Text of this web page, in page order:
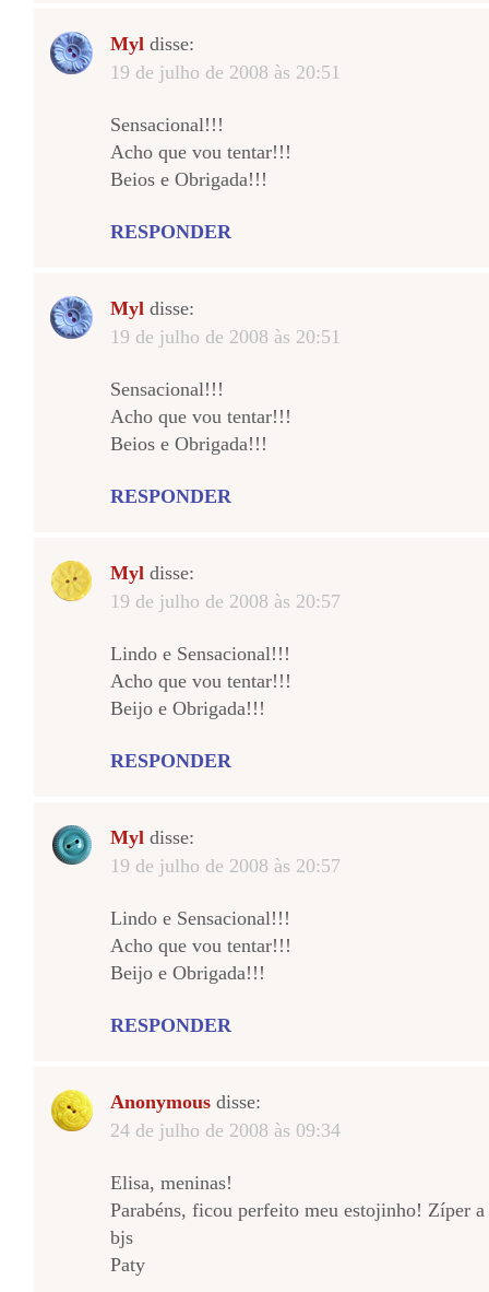
Myl disse:
19 de julho de 2008 às 20:51
Sensacional!!!
Acho que vou tentar!!!
Beios e Obrigada!!!
RESPONDER
Myl disse:
19 de julho de 2008 às 20:51
Sensacional!!!
Acho que vou tentar!!!
Beios e Obrigada!!!
RESPONDER
Myl disse:
19 de julho de 2008 às 20:57
Lindo e Sensacional!!!
Acho que vou tentar!!!
Beijo e Obrigada!!!
RESPONDER
Myl disse:
19 de julho de 2008 às 20:57
Lindo e Sensacional!!!
Acho que vou tentar!!!
Beijo e Obrigada!!!
RESPONDER
Anonymous disse:
24 de julho de 2008 às 09:34
Elisa, meninas!
Parabéns, ficou perfeito meu estojinho! Zíper a
bjs
Paty